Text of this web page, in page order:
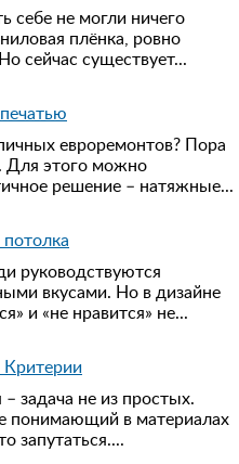
себе не могли ничего
плёнка, ровно
сейчас существует...
евроремонтов? Пора
Для этого можно
решение – натяжные...
руководствуются
вкусами. Но в дизайне
и «не нравится» не...
задача не из простых.
понимающий в материалах
запутаться....